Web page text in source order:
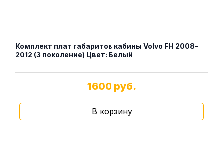
Комплект плат габаритов кабины Volvo FH 2008-
2012 (3 поколение) Цвет: Белый
1600 руб.
В корзину